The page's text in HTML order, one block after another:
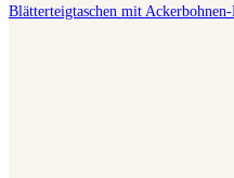
Blätterteigtaschen mit